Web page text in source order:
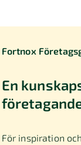
Fortnox
En
För inspiration